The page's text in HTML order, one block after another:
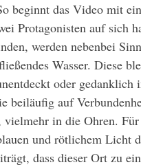
beginnt das Video mit
Protagonisten auf sich
werden nebenbei
Wasser. Diese
oder
beiläufig auf
vielmehr in die Ohren.
und rötlichem Licht
dass dieser Ort zu